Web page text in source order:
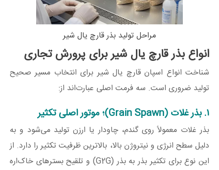
مراحل تولید بذر قارچ یال شیر
انواع بذر قارچ یال شیر برای پرورش تجاری
شناخت انواع اسپان قارچ یال شیر برای انتخاب مسیر صحیح
تولید ضروری است. سه فرمت اصلی عبارت‌اند از:
۱. بذر غلات (Grain Spawn)؛ موتور اصلی تکثیر
بذر غلات معمولاً روی گندم، چاودار یا ارزن تولید می‌شود و به
دلیل سطح انرژی و نیتروژن بالا، بالاترین ظرفیت تکثیر را دارد. از
این نوع برای تکثیر بذر به بذر (G2G) و تلقیح بسترهای خاک‌اره